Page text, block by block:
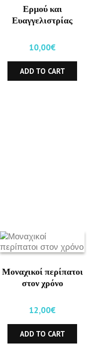
Ερμού και
Ευαγγελιστρίας
10,00€
ADD TO CART
Μοναχικοί περίπατοι
στον χρόνο
12,00€
ADD TO CART